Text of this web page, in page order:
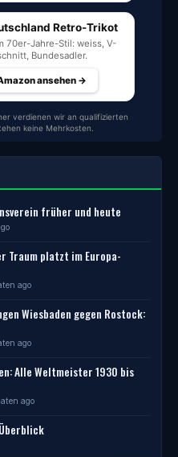
Retro-Trikot
70er-Jahre-Stil: weiss, V-
Bundesadler.
ansehen →
verdienen wir an qualifizierten
keine Mehrkosten.
früher und heute
Traum platzt im Europa-
ago
Wiesbaden gegen Rostock:
ago
Alle Weltmeister 1930 bis
ago